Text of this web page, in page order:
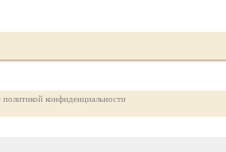
конфиденциальности